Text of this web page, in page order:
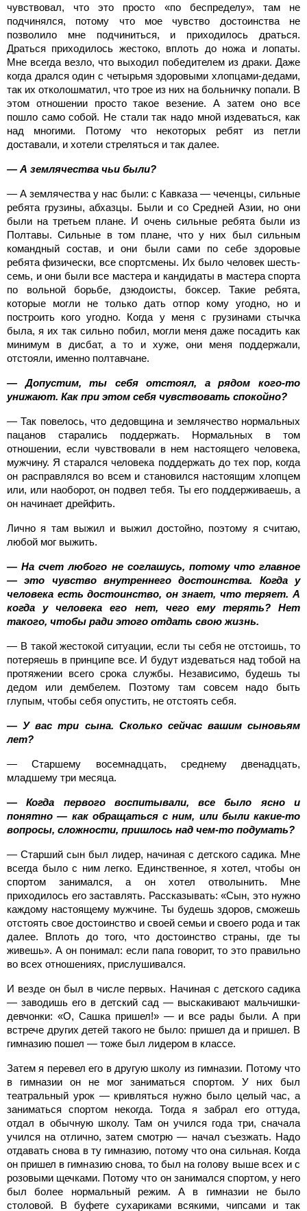
чувствовал, что это просто «по беспределу», там не
подчинялся, потому что мое чувство достоинства не
позволило мне подчиниться, и приходилось драться.
Драться приходилось жестоко, вплоть до ножа и лопаты.
Мне всегда везло, что выходил победителем из драки. Даже
когда дрался один с четырьмя здоровыми хлопцами-дедами,
так их отколошматил, что трое из них на больничку попали. В
этом отношении просто такое везение. А затем оно все
пошло само собой. Не стали так надо мной издеваться, как
над многими. Потому что некоторых ребят из петли
доставали, и хотели стреляться и так далее.
— А землячества чьи были?
— А землячества у нас были: с Кавказа — чеченцы, сильные
ребята грузины, абхазцы. Были и со Средней Азии, но они
были на третьем плане. И очень сильные ребята были из
Полтавы. Сильные в том плане, что у них был сильным
командный состав, и они были сами по себе здоровые
ребята физически, все спортсмены. Их было человек шесть-
семь, и они были все мастера и кандидаты в мастера спорта
по вольной борьбе, дзюдоисты, боксер. Такие ребята,
которые могли не только дать отпор кому угодно, но и
построить кого угодно. Когда у меня с грузинами стычка
была, я их так сильно побил, могли меня даже посадить как
минимум в дисбат, а то и хуже, они меня поддержали,
отстояли, именно полтавчане.
— Допустим, ты себя отстоял, а рядом кого-то
унижают. Как при этом себя чувствовать спокойно?
— Так повелось, что дедовщина и землячество нормальных
пацанов старались поддержать. Нормальных в том
отношении, если чувствовали в нем настоящего человека,
мужчину. Я старался человека поддержать до тех пор, когда
он расправлялся во всем и становился настоящим хлопцем
или, или наоборот, он подвел тебя. Ты его поддерживаешь, а
он начинает дрейфить.
Лично я там выжил и выжил достойно, поэтому я считаю,
любой мог выжить.
— На счет любого не соглашусь, потому что главное
— это чувство внутреннего достоинства. Когда у
человека есть достоинство, он знает, что теряет. А
когда у человека его нет, чего ему терять? Нет
такого, чтобы ради этого отдать свою жизнь.
— В такой жестокой ситуации, если ты себя не отстоишь, то
потеряешь в принципе все. И будут издеваться над тобой на
протяжении всего срока службы. Независимо, будешь ты
дедом или дембелем. Поэтому там совсем надо быть
глупым, чтобы себя опустить, не отстоять себя.
— У вас три сына. Сколько сейчас вашим сыновьям
лет?
— Старшему восемнадцать, среднему двенадцать,
младшему три месяца.
— Когда первого воспитывали, все было ясно и
понятно — как обращаться с ним, или были какие-то
вопросы, сложности, пришлось над чем-то подумать?
— Старший сын был лидер, начиная с детского садика. Мне
всегда было с ним легко. Единственное, я хотел, чтобы он
спортом занимался, а он хотел отволынить. Мне
приходилось его заставлять. Рассказывать: «Сын, это нужно
каждому настоящему мужчине. Ты будешь здоров, сможешь
отстоять свое достоинство и своей семьи и своего рода и так
далее. Вплоть до того, что достоинство страны, где ты
живешь». А он понимал: если папа говорит, то это правильно
во всех отношениях, прислушивался.
И везде он был в числе первых. Начиная с детского садика
— заводишь его в детский сад — выскакивают мальчишки-
девчонки: «О, Сашка пришел!» — и все рады были. А при
встрече других детей такого не было: пришел да и пришел. В
гимназию пошел — тоже был лидером в классе.
Затем я перевел его в другую школу из гимназии. Потому что
в гимназии он не мог заниматься спортом. У них был
театральный урок — кривляться нужно было целый час, а
заниматься спортом некогда. Тогда я забрал его оттуда,
отдал в обычную школу. Там он учился года три, сначала
учился на отлично, затем смотрю — начал съезжать. Надо
отдавать снова в ту гимназию, потому что она сильная. Когда
он пришел в гимназию снова, то был на голову выше всех и с
розовыми щечками. Потому что он занимался спортом, у него
был более нормальный режим. А в гимназии не было
столовой. В буфете сухариками всякими, чипсами и так